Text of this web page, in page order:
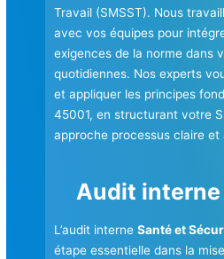
Travail (SMSST). Nous
avec vos équipes pour
exigences de la norme dans
quotidiennes. Nos experts
et appliquer les principes
45001, en structurant votre
approche processus claire et
Audit interne
L’audit interneSanté et
étape essentielle dans la